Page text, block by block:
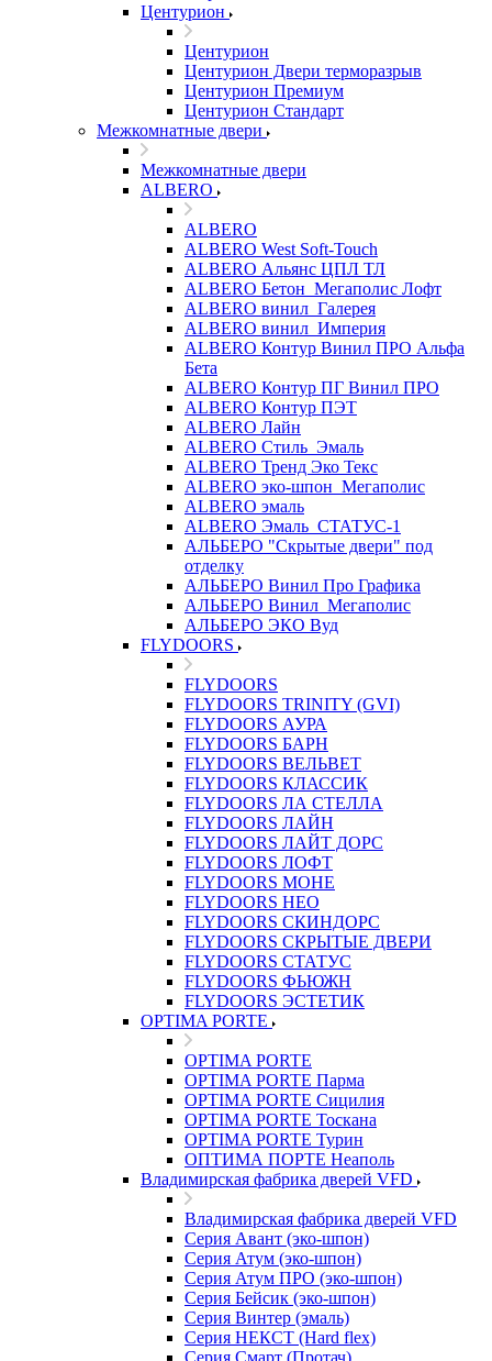
Центурион
Центурион
Центурион Двери терморазрыв
Центурион Премиум
Центурион Стандарт
Межкомнатные двери
Межкомнатные двери
ALBERO
ALBERO
ALBERO West Soft-Touch
ALBERO Альянс ЦПЛ ТЛ
ALBERO Бетон_Мегаполис Лофт
ALBERO винил_Галерея
ALBERO винил_Империя
ALBERO Контур Винил ПРО Альфа
Бета
ALBERO Контур ПГ Винил ПРО
ALBERO Контур ПЭТ
ALBERO Лайн
ALBERO Стиль_Эмаль
ALBERO Тренд Эко Текс
ALBERO эко-шпон_Мегаполис
ALBERO эмаль
ALBERO Эмаль_СТАТУС-1
АЛЬБЕРО "Скрытые двери" под
отделку
АЛЬБЕРО Винил Про Графика
АЛЬБЕРО Винил_Мегаполис
АЛЬБЕРО ЭКО Вуд
FLYDOORS
FLYDOORS
FLYDOORS TRINITY (GVI)
FLYDOORS АУРА
FLYDOORS БАРН
FLYDOORS ВЕЛЬВЕТ
FLYDOORS КЛАССИК
FLYDOORS ЛА СТЕЛЛА
FLYDOORS ЛАЙН
FLYDOORS ЛАЙТ ДОРС
FLYDOORS ЛОФТ
FLYDOORS МОНЕ
FLYDOORS НЕО
FLYDOORS СКИНДОРС
FLYDOORS СКРЫТЫЕ ДВЕРИ
FLYDOORS СТАТУС
FLYDOORS ФЬЮЖН
FLYDOORS ЭСТЕТИК
OPTIMA PORTE
OPTIMA PORTE
OPTIMA PORTE Парма
OPTIMA PORTE Сицилия
OPTIMA PORTE Тоскана
OPTIMA PORTE Турин
ОПТИМА ПОРТЕ Неаполь
Владимирская фабрика дверей VFD
Владимирская фабрика дверей VFD
Серия Авант (эко-шпон)
Серия Атум (эко-шпон)
Серия Атум ПРО (эко-шпон)
Серия Бейсик (эко-шпон)
Серия Винтер (эмаль)
Серия НЕКСТ (Hard flex)
Серия Смарт (Протач)